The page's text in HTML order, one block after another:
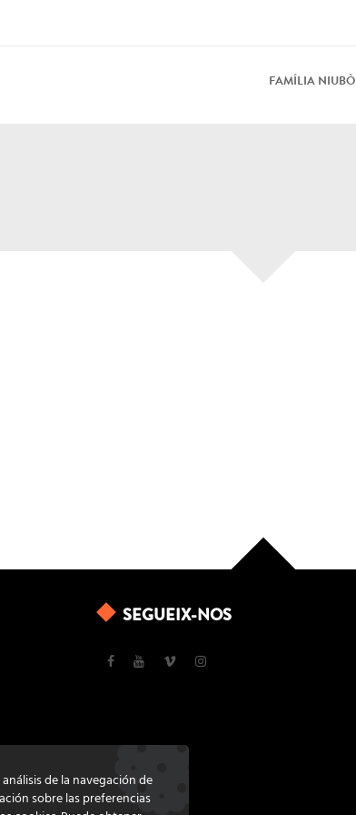
FAMÍLIA NIUBÒ
SEGUEIX-NOS
de la navegación de
sobre las preferencias